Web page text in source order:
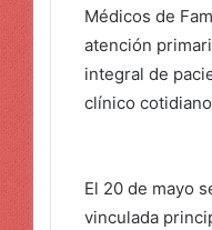
Médicos de
atención
integral de
clínico
El 20 de mayo
vinculada